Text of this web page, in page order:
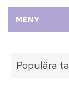
MENY
Populära